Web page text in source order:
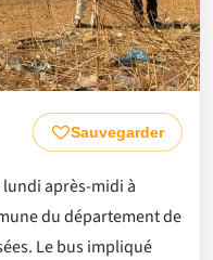
Sauvegarder
lundi après-midi à
du département de
Le bus impliqué